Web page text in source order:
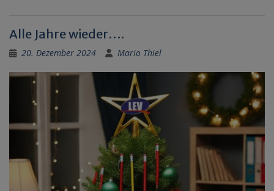
Alle Jahre wieder….
20. Dezember 2024 Mario Thiel